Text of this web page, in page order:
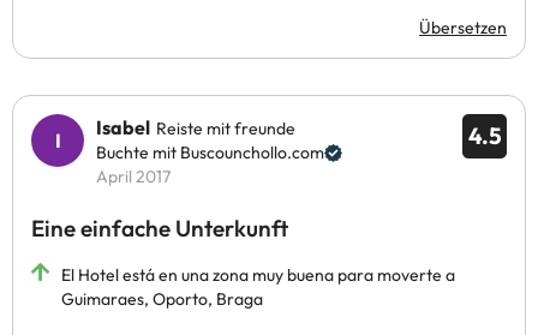
Übersetzen
4.5
Isabel Reiste mit freunde
Buchte mit Buscounchollo.com
April 2017
Eine einfache Unterkunft
El Hotel está en una zona muy buena para moverte a
Guimaraes, Oporto, Braga